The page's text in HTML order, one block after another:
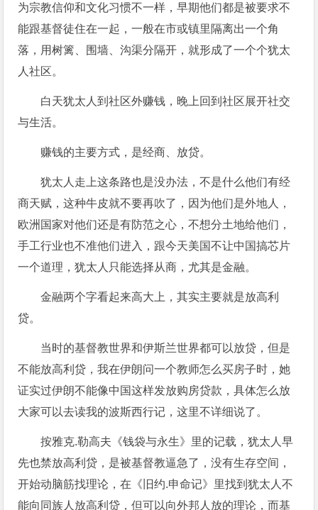
为宗教信仰和文化习惯不一样，早期他们都是被要求不
能跟基督徒住在一起，一般在市或镇里隔离出一个角
落，用树篱、围墙、沟渠分隔开，就形成了一个个犹太
人社区。
白天犹太人到社区外赚钱，晚上回到社区展开社交
与生活。
赚钱的主要方式，是经商、放贷。
犹太人走上这条路也是没办法，不是什么他们有经
商天赋，这种牛皮就不要再吹了，因为他们是外地人，
欧洲国家对他们还是有防范之心，不想分土地给他们，
手工行业也不准他们进入，跟今天美国不让中国搞芯片
一个道理，犹太人只能选择从商，尤其是金融。
金融两个字看起来高大上，其实主要就是放高利
贷。
当时的基督教世界和伊斯兰世界都可以放贷，但是
不能放高利贷，我在伊朗问一个教师怎么买房子时，她
证实过伊朗不能像中国这样发放购房贷款，具体怎么放
大家可以去读我的波斯西行记，这里不详细说了。
按雅克.勒高夫《钱袋与永生》里的记载，犹太人早
先也禁放高利贷，是被基督教逼急了，没有生存空间，
开始动脑筋找理论，在《旧约.申命记》里找到犹太人不
能向同族人放高利贷，但可以向外邦人放的理论，而基